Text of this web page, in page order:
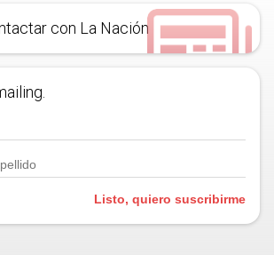
con La Nación
Listo, quiero suscribirme